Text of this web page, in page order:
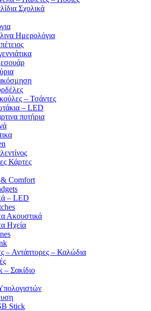
Σχολικά
Ημερολόγια
– Τσάντες
– LED
ποτήρια
Κάρτες
Comfort
– LED
Ακουστικά
Ηχεία
– Αντάπτορες – Καλώδια
– Σακίδιο
Stick